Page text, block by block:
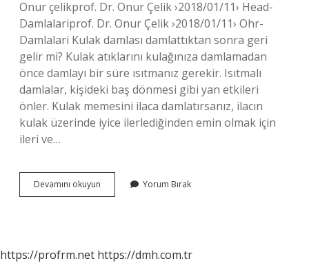
Onur çelikprof. Dr. Onur Çelik ›2018/01/11› Head-
Damlalariprof. Dr. Onur Çelik ›2018/01/11› Ohr-
Damlalari Kulak damlası damlattıktan sonra geri
gelir mi? Kulak atıklarını kulağınıza damlamadan
önce damlayı bir süre ısıtmanız gerekir. Isıtmalı
damlalar, kişideki baş dönmesi gibi yan etkileri
önler. Kulak memesini ilaca damlatırsanız, ilacın
kulak üzerinde iyice ilerlediğinden emin olmak için
ileri ve…
Devamını okuyun
Damlatılan
Yorum Bırak
https://profrm.net https://dmh.com.tr